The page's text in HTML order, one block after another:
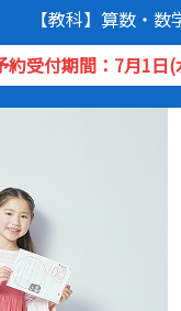
【教科】算数・
約受付期間：7月1日